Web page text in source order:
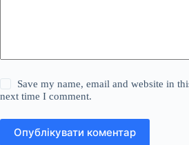
Save my name, email and website in
next time I comment.
Опублікувати коментар